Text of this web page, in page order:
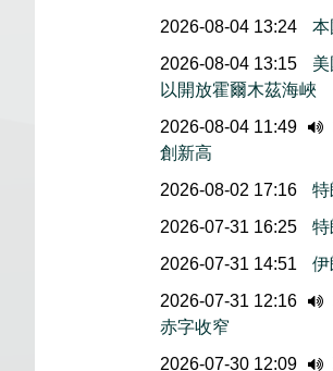
2026-08-04 13:24
本
2026-08-04 13:15
以開放霍爾木茲海峽
2026-08-04 11:49
創新高
2026-08-02 17:16
特
2026-07-31 16:25
特
2026-07-31 14:51
2026-07-31 12:16
赤字收窄
2026-07-30 12:09